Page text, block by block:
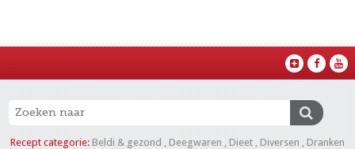
Recept categorie: Beldi & gezond , Deegwaren , Dieet , Diversen , Dranken